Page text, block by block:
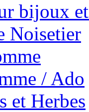
bijoux
Noisetier
/ Ado
et Herbes